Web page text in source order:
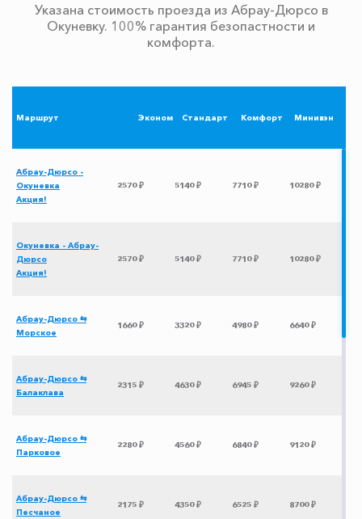
Указана стоимость проезда из Абрау-Дюрсо в
Окуневку. 100% гарантия безопастности и
комфорта.
Маршрут Эконом Стандарт Комфорт Минивэн
Абрау-Дюрсо -
Окуневка
Акция!
2570 ₽ 5140 ₽ 7710 ₽ 10280 ₽
Окуневка - Абрау-
Дюрсо
Акция!
2570 ₽ 5140 ₽ 7710 ₽ 10280 ₽
Абрау-Дюрсо ⇆
Морское
1660 ₽ 3320 ₽ 4980 ₽ 6640 ₽
Абрау-Дюрсо ⇆
Балаклава
2315 ₽ 4630 ₽ 6945 ₽ 9260 ₽
Абрау-Дюрсо ⇆
Парковое
2280 ₽ 4560 ₽ 6840 ₽ 9120 ₽
Абрау-Дюрсо ⇆
Песчаное
2175 ₽ 4350 ₽ 6525 ₽ 8700 ₽